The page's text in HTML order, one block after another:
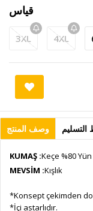
قياس
3XL 4XL
وصف المنتج
KUMAŞ :Keçe %80
MEVSİM :Kışlık
*Konsept çekimden
*İçi astarlıdır.